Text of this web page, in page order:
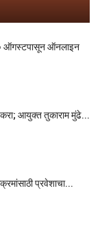
ऑगस्टपासून ऑनलाइन
करा; आयुक्त तुकाराम मुंढे...
प्रवेशाचा...